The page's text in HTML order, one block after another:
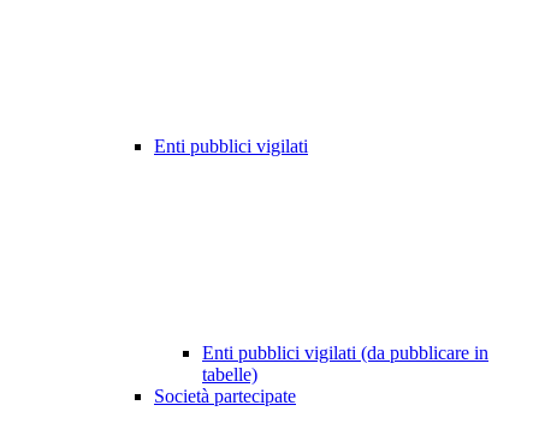
Enti pubblici vigilati
Enti pubblici vigilati (da pubblicare in
tabelle)
Società partecipate